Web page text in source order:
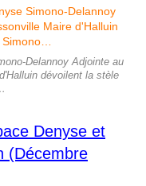
Delannoy Adjointe au
dévoilent la stèle
Denyse et
(Décembre